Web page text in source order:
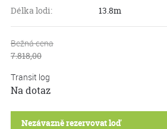
Délka lodi:
13.8m
Bežná cena
7.818,00
Transit log
Na dotaz
Nezávazně rezervovat loď